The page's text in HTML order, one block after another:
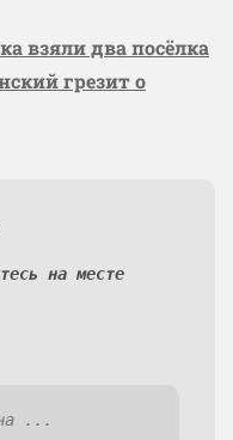
взяли два посёлка
грезит о
на месте